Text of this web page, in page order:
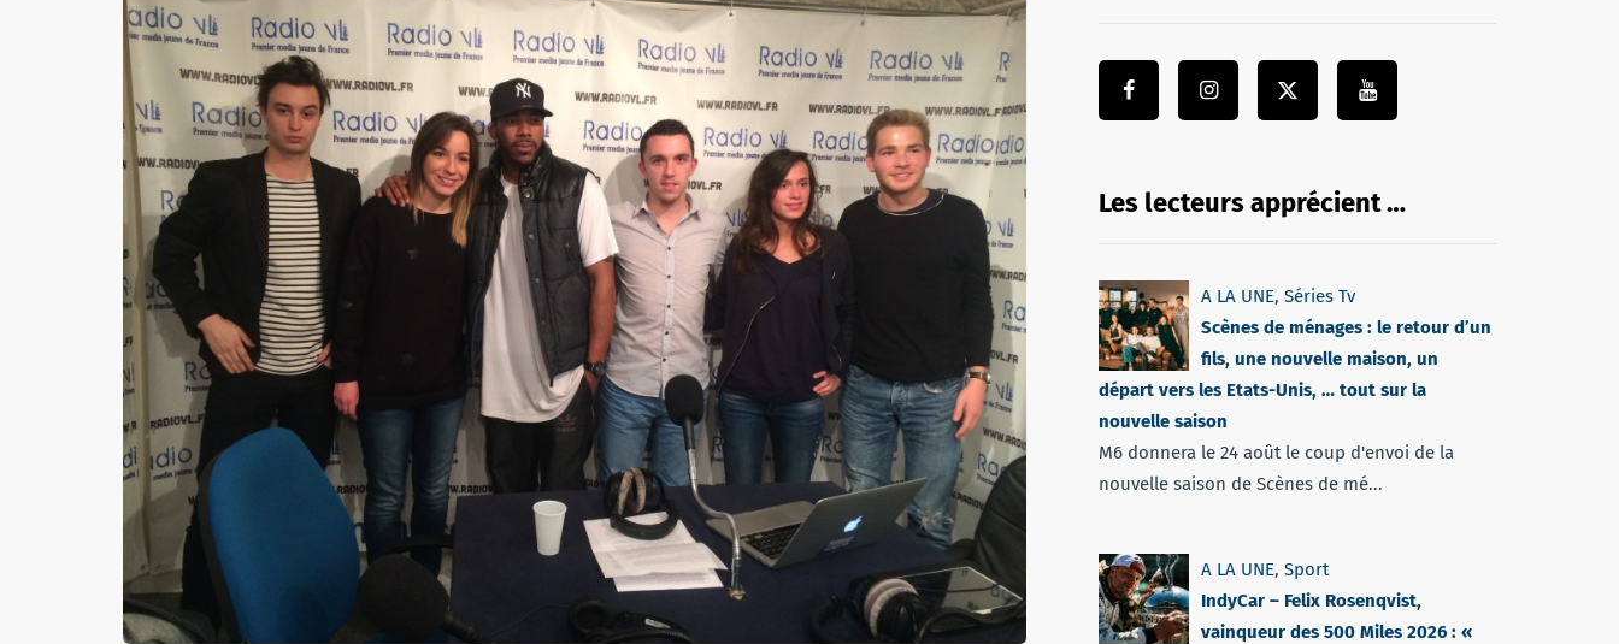
Les lecteurs apprécient …
A LA UNE, Séries Tv
Scènes de ménages : le retour d’un
fils, une nouvelle maison, un
départ vers les Etats-Unis, … tout sur la
nouvelle saison
M6 donnera le 24 août le coup d'envoi de la
nouvelle saison de Scènes de mé...
A LA UNE, Sport
IndyCar – Felix Rosenqvist,
vainqueur des 500 Miles 2026 : «